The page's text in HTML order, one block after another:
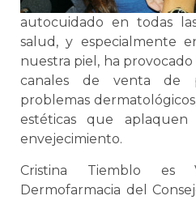
autocuidado en todas
salud, y especialmente
nuestra piel, ha
canales de venta de
problemas
estéticas que aplaquen
envejecimiento.
Cristina Tiemblo es
Dermofarmacia del